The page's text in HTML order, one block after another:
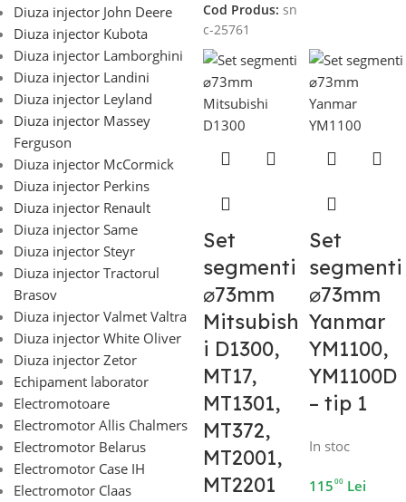
Diuza injector John Deere
Diuza injector Kubota
Diuza injector Lamborghini
Diuza injector Landini
Diuza injector Leyland
Diuza injector Massey
Ferguson
Diuza injector McCormick
Diuza injector Perkins
Diuza injector Renault
Diuza injector Same
Diuza injector Steyr
Diuza injector Tractorul
Brasov
Diuza injector Valmet Valtra
Diuza injector White Oliver
Diuza injector Zetor
Echipament laborator
Electromotoare
Electromotor Allis Chalmers
Electromotor Belarus
Electromotor Case IH
Electromotor Claas
Cod Produs: sn
c-25761
Set
segmenti
⌀73mm
Mitsubish
i D1300,
MT17,
MT1301,
MT372,
MT2001,
MT2201
Set
segmenti
⌀73mm
Yanmar
YM1100,
YM1100D
– tip 1
In stoc
11500 Lei